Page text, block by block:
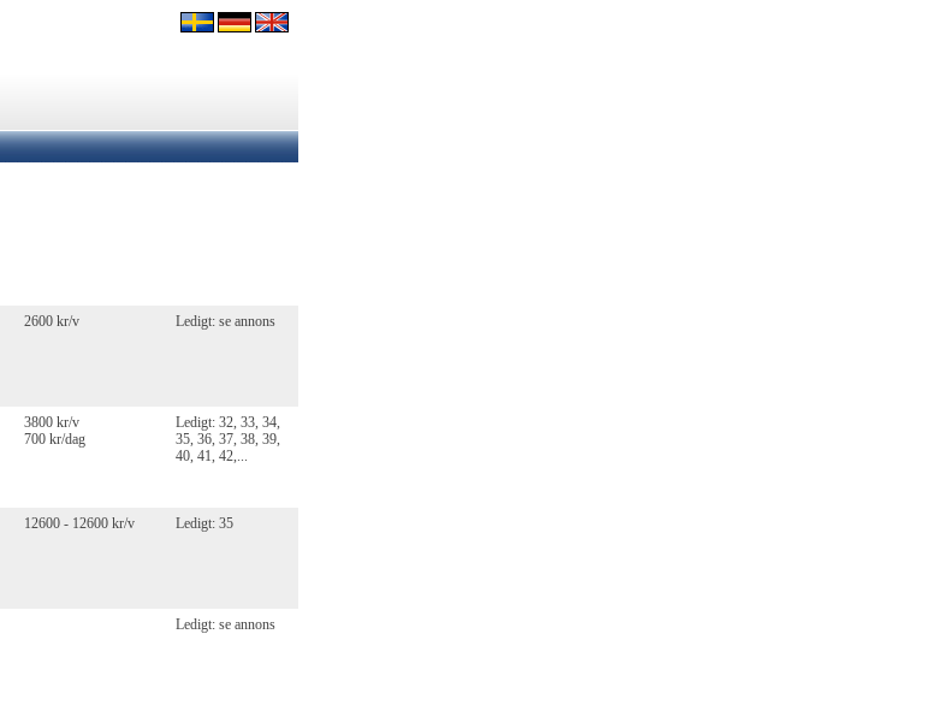
2600 kr/v Ledigt: se annons
3800 kr/v
700 kr/dag
Ledigt: 32, 33, 34,
35, 36, 37, 38, 39,
40, 41, 42,...
12600 - 12600 kr/v Ledigt: 35
Ledigt: se annons